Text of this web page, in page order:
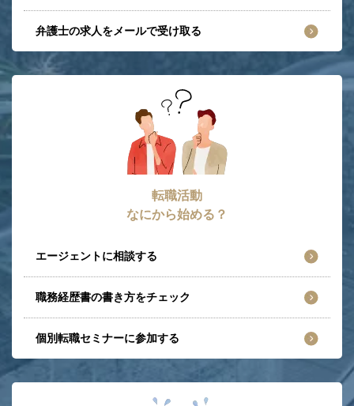
弁護士の求人をメールで受け取る
転職活動
なにから始める？
エージェントに相談する
職務経歴書の書き方をチェック
個別転職セミナーに参加する